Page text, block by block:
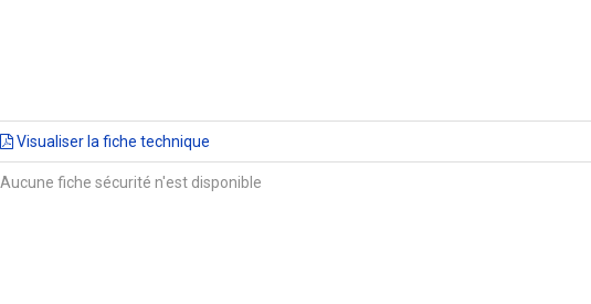
Visualiser la fiche technique
Aucune fiche sécurité n'est disponible